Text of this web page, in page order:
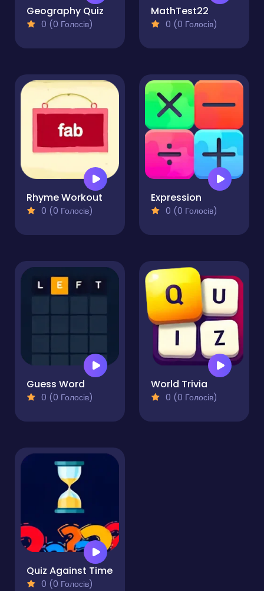
Geography Quiz
0 (0 Голосів)
MathTest22
0 (0 Голосів)
Rhyme Workout
0 (0 Голосів)
Expression
0 (0 Голосів)
Guess Word
0 (0 Голосів)
World Trivia
0 (0 Голосів)
Quiz Against Time
0 (0 Голосів)